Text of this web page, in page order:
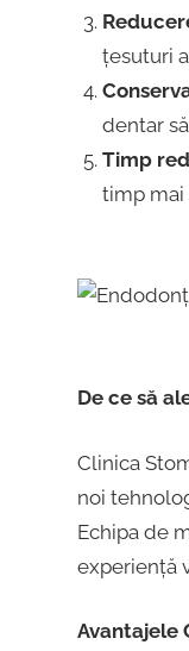
țesuturi
dentar
Timp
timp mai
De ce să
Clinica
noi
Echipa de
experiență
Avantajele